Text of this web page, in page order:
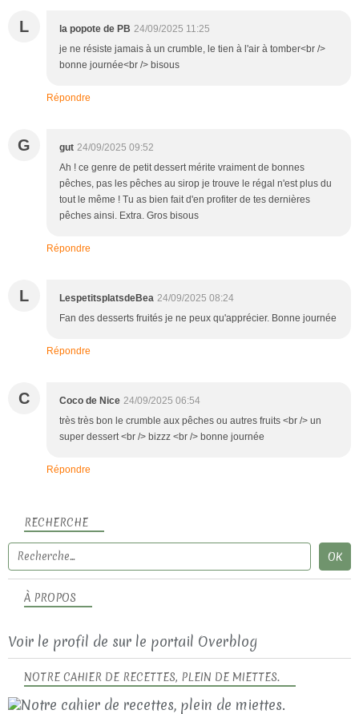
L la popote de PB 24/09/2025 11:25
je ne résiste jamais à un crumble, le tien à l'air à tomber<br />
bonne journée<br /> bisous
Répondre
G gut 24/09/2025 09:52
Ah ! ce genre de petit dessert mérite vraiment de bonnes
pêches, pas les pêches au sirop je trouve le régal n'est plus du
tout le même ! Tu as bien fait d'en profiter de tes dernières
pêches ainsi. Extra. Gros bisous
Répondre
L LespetitsplatsdeBea 24/09/2025 08:24
Fan des desserts fruités je ne peux qu'apprécier. Bonne journée
Répondre
C Coco de Nice 24/09/2025 06:54
très très bon le crumble aux pêches ou autres fruits <br /> un
super dessert <br /> bizzz <br /> bonne journée
Répondre
RECHERCHE
NOTRE CAHIER DE RECETTES, PLEIN DE MIETTES.
À PROPOS
Voir le profil de sur le portail Overblog